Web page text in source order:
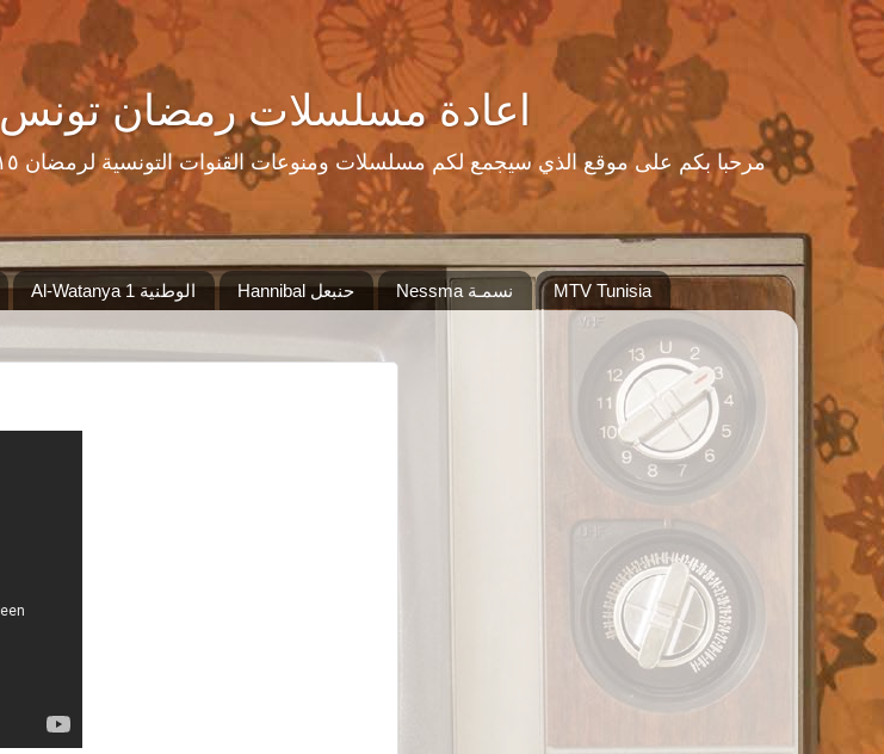
Ramadan Tn Replay 2016+2015 اعادة مسلسلات رمضان تونس
Al-Watanya 1 الوطنية Hannibal حنبعل‬ MTV Tunisia